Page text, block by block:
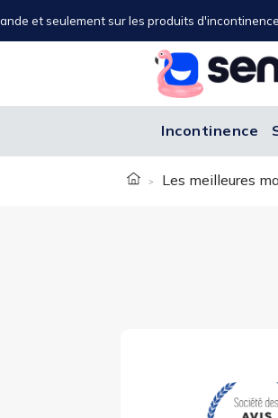
et seulement sur les produits
Incontinence
Les meilleures